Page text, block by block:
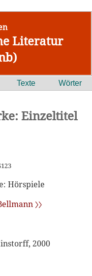
Literatur
Texte Wörter
Einzeltitel
Hörspiele
〉〉
2000